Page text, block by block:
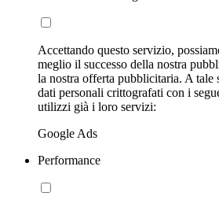
Accettando questo servizio,
meglio il successo della nostra
la nostra offerta pubblicitaria. A
dati personali crittografati con i
utilizzi già i loro servizi:
Google Ads
Performance